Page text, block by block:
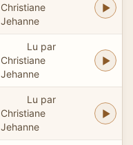
Christiane
Jehanne
Lu par
Christiane
Jehanne
Lu par
Christiane
Jehanne